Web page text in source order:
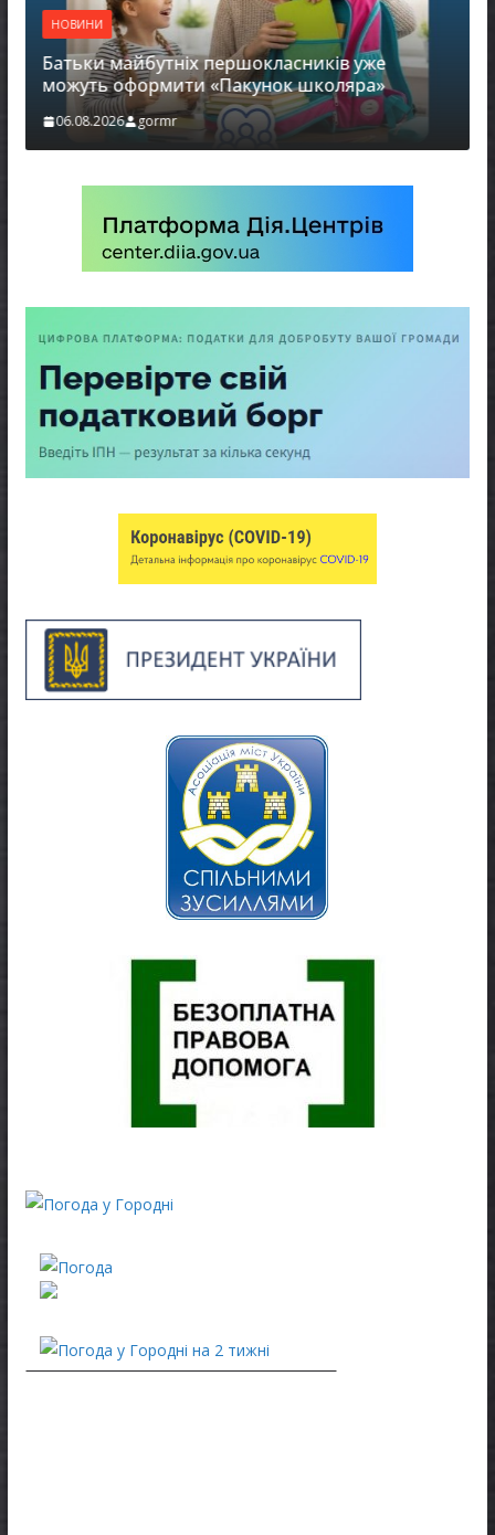
НОВИНИ
Батьки майбутніх першокласників уже
можуть оформити «Пакунок школяра»
06.08.2026 gormr